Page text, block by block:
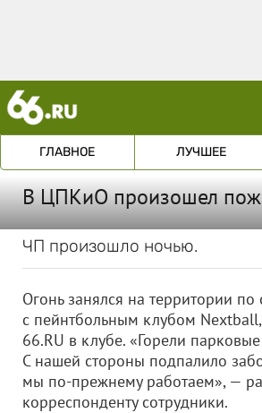
ГЛАВНОЕ ЛУЧШЕЕ
В ЦПКиО произошел
ЧП произошло ночью.
Огонь занялся на территории по
с пейнтбольным клубом
66.RU в клубе. «Горели
С нашей стороны подпалило
мы по-прежнему работаем», —
корреспонденту сотрудники.